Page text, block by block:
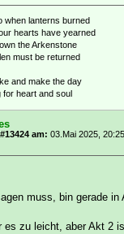
when lanterns burned
hearts have yearned
the Arkenstone
must be returned
and make the day
for heart and soul
am: 03.Mai 2025,
muss, bin gerade
es zu leicht, aber Akt 2